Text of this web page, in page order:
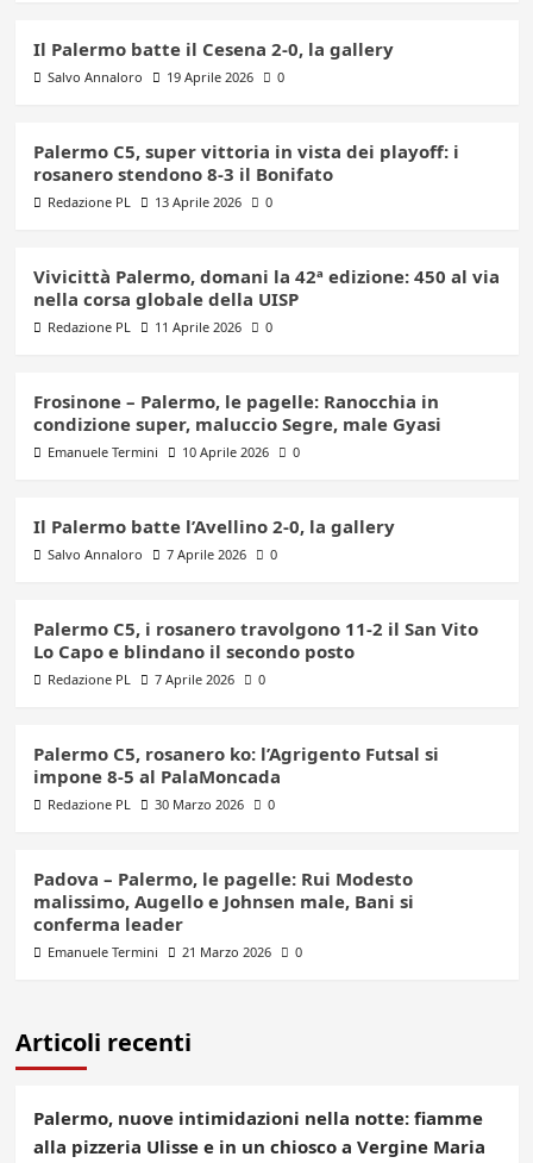
Il Palermo batte il Cesena 2-0, la gallery
Salvo Annaloro 19 Aprile 2026 0
Palermo C5, super vittoria in vista dei playoff: i
rosanero stendono 8-3 il Bonifato
Redazione PL 13 Aprile 2026 0
Vivicittà Palermo, domani la 42ª edizione: 450 al via
nella corsa globale della UISP
Redazione PL 11 Aprile 2026 0
Frosinone – Palermo, le pagelle: Ranocchia in
condizione super, maluccio Segre, male Gyasi
Emanuele Termini 10 Aprile 2026 0
Il Palermo batte l’Avellino 2-0, la gallery
Salvo Annaloro 7 Aprile 2026 0
Palermo C5, i rosanero travolgono 11-2 il San Vito
Lo Capo e blindano il secondo posto
Redazione PL 7 Aprile 2026 0
Palermo C5, rosanero ko: l’Agrigento Futsal si
impone 8-5 al PalaMoncada
Redazione PL 30 Marzo 2026 0
Padova – Palermo, le pagelle: Rui Modesto
malissimo, Augello e Johnsen male, Bani si
conferma leader
Emanuele Termini 21 Marzo 2026 0
Articoli recenti
Palermo, nuove intimidazioni nella notte: fiamme
alla pizzeria Ulisse e in un chiosco a Vergine Maria